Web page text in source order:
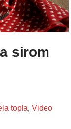
sirom
topla, Video